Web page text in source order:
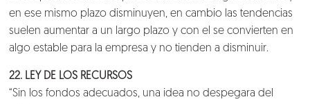
en ese mismo plazo disminuyen, en cambio las tendencias
suelen aumentar a un largo plazo y con el se convierten en
algo estable para la empresa y no tienden a disminuir.
22. LEY DE LOS RECURSOS
“Sin los fondos adecuados, una idea no despegara del